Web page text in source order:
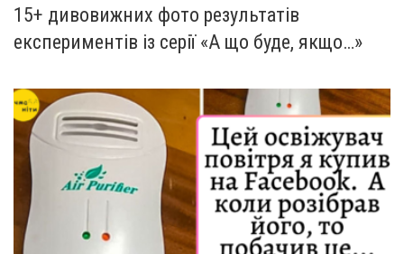
15+ дивовижних фото результатів
експериментів із серії «А що буде, якщо…»